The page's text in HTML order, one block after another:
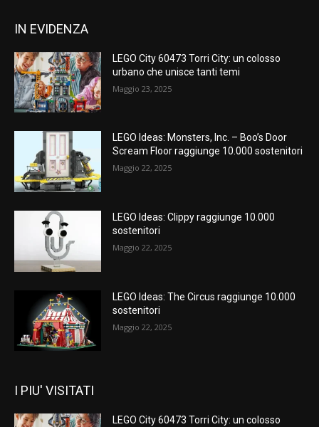
IN EVIDENZA
LEGO City 60473 Torri City: un colosso
urbano che unisce tanti temi
Maggio 23, 2025
LEGO Ideas: Monsters, Inc. – Boo’s Door
Scream Floor raggiunge 10.000 sostenitori
Maggio 22, 2025
LEGO Ideas: Clippy raggiunge 10.000
sostenitori
Maggio 22, 2025
LEGO Ideas: The Circus raggiunge 10.000
sostenitori
Maggio 22, 2025
I PIU' VISITATI
LEGO City 60473 Torri City: un colosso